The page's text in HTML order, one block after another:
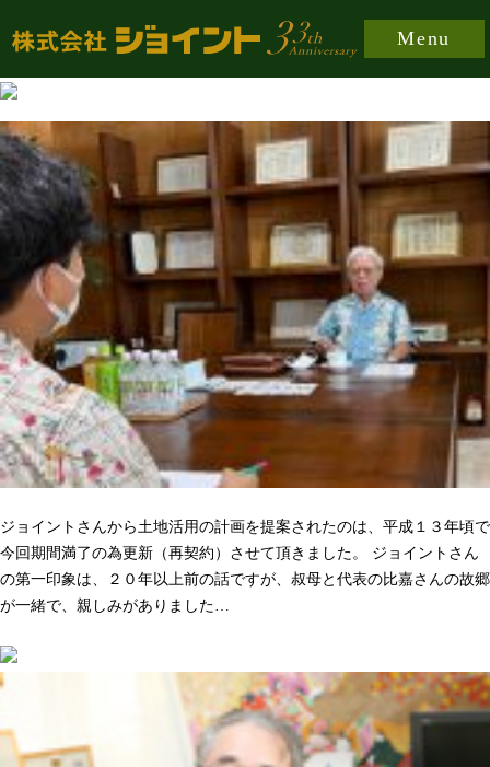
Menu
fancybox/fancybox/jquery.fancybox-1.3.8.min.css
ジョイントさんから土地活用の計画を提案されたのは、平成１３年頃で
今回期間満了の為更新（再契約）させて頂きました。 ジョイントさん
の第一印象は、２０年以上前の話ですが、叔母と代表の比嘉さんの故郷
が一緒で、親しみがありました…